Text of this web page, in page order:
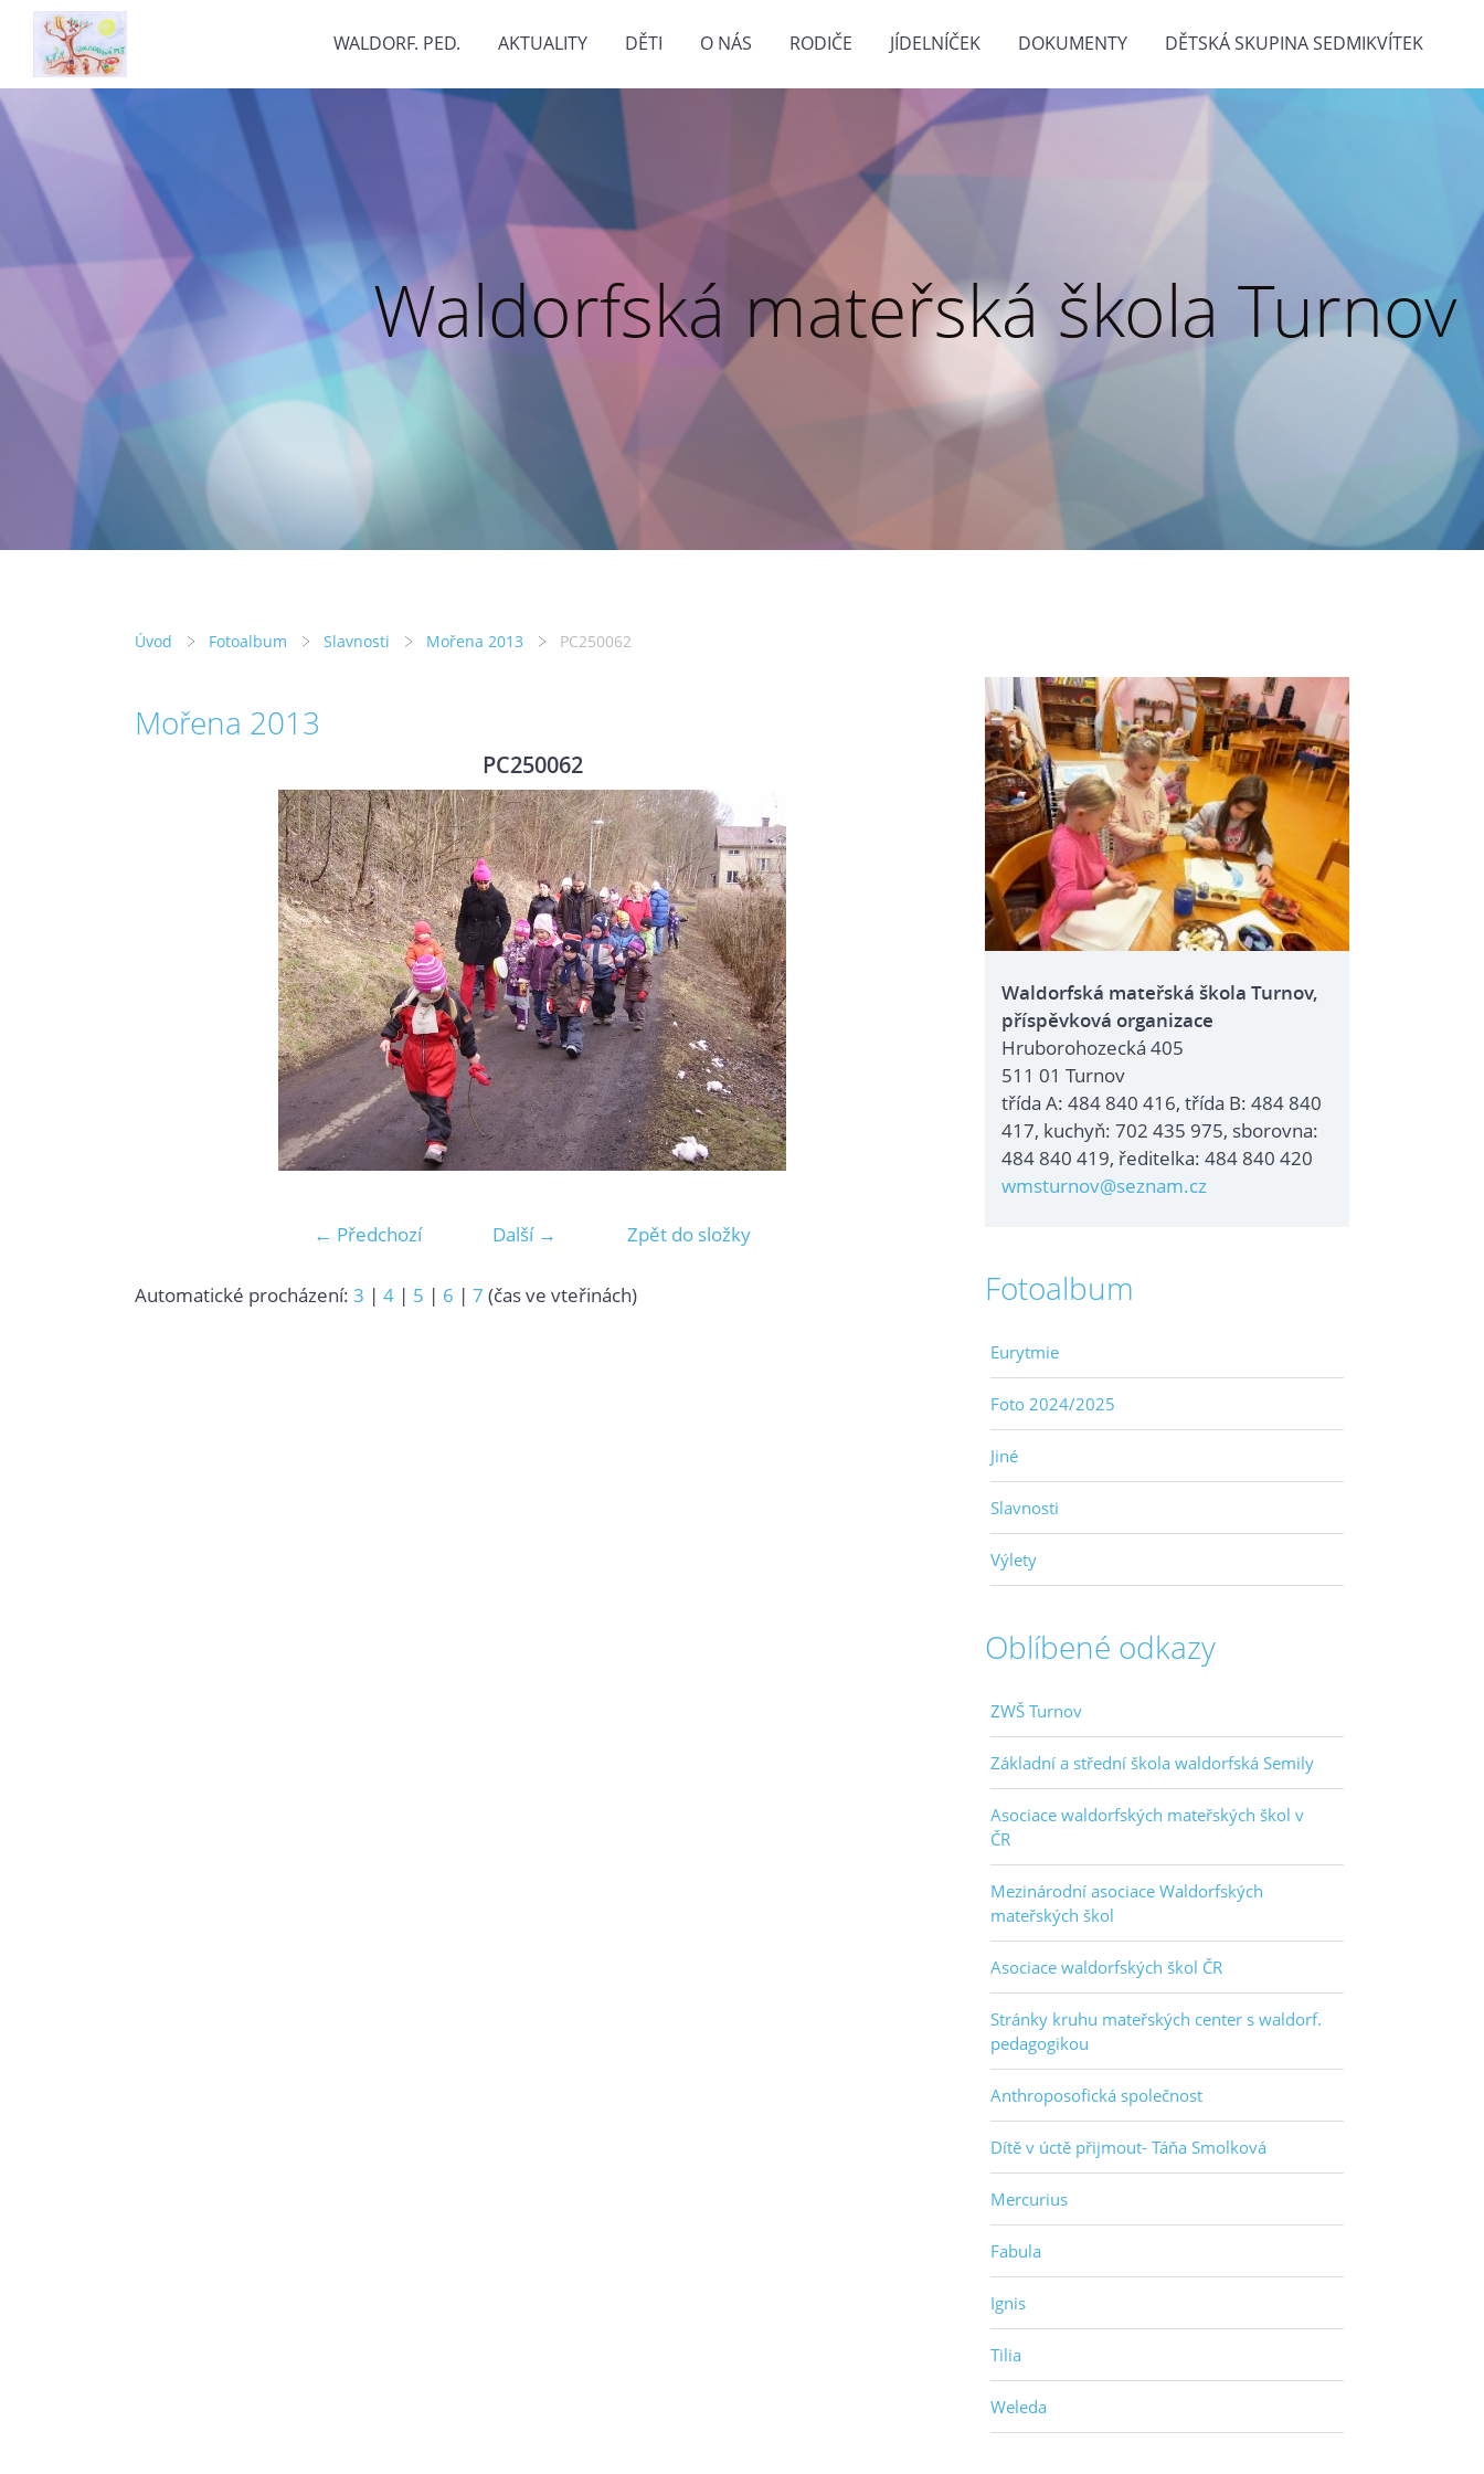
WALDORF. PED. AKTUALITY DĚTI O NÁS RODIČE JÍDELNÍČEK DOKUMENTY DĚTSKÁ SKUPINA SEDMIKVÍTEK
Waldorfská mateřská škola Turnov
Úvod Fotoalbum Slavnosti Mořena 2013 PC250062
Mořena 2013
PC250062
← Předchozí Další → Zpět do složky
Automatické procházení: 3 | 4 | 5 | 6 | 7 (čas ve vteřinách)
Waldorfská mateřská škola Turnov,
příspěvková organizace
Hruborohozecká 405
511 01 Turnov
třída A: 484 840 416, třída B: 484 840
417, kuchyň: 702 435 975, sborovna:
484 840 419, ředitelka: 484 840 420
wmsturnov@seznam.cz
Fotoalbum
Eurytmie
Foto 2024/2025
Jiné
Slavnosti
Výlety
Oblíbené odkazy
ZWŠ Turnov
Základní a střední škola waldorfská Semily
Asociace waldorfských mateřských škol v
ČR
Mezinárodní asociace Waldorfských
mateřských škol
Asociace waldorfských škol ČR
Stránky kruhu mateřských center s waldorf.
pedagogikou
Anthroposofická společnost
Dítě v úctě přijmout- Táňa Smolková
Mercurius
Fabula
Ignis
Tilia
Weleda